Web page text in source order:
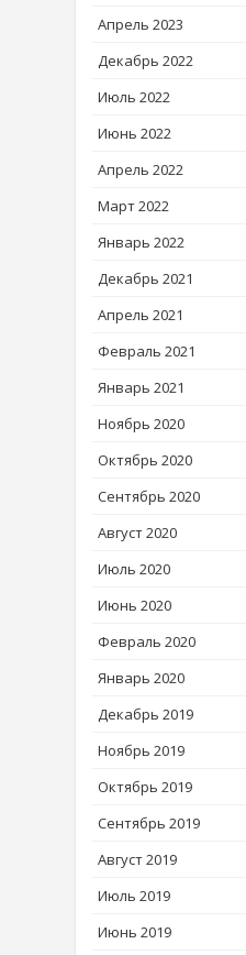
Апрель 2023
Декабрь 2022
Июль 2022
Июнь 2022
Апрель 2022
Март 2022
Январь 2022
Декабрь 2021
Апрель 2021
Февраль 2021
Январь 2021
Ноябрь 2020
Октябрь 2020
Сентябрь 2020
Август 2020
Июль 2020
Июнь 2020
Февраль 2020
Январь 2020
Декабрь 2019
Ноябрь 2019
Октябрь 2019
Сентябрь 2019
Август 2019
Июль 2019
Июнь 2019